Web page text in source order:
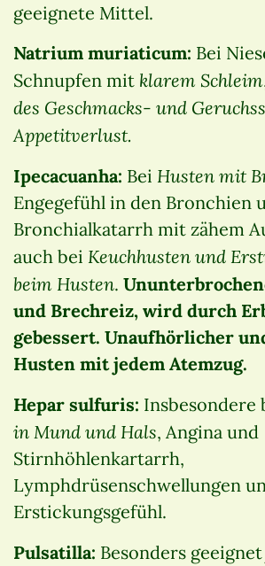
geeignete Mittel.
Natrium muriaticum: Bei
Schnupfen mit klarem Schleim
des Geschmacks- und
Appetitverlust.
Ipecacuanha: Bei Husten mit
Engegefühl in den Bronchien
Bronchialkatarrh mit zähem
auch bei Keuchhusten und
beim Husten.
und Brechreiz, wird durch
gebessert. Unaufhörlicher
Husten mit jedem Atemzug.
Hepar sulfuris: Insbesondere
in Mund und Hals, Angina und
Stirnhöhlenkartarrh,
Lymphdrüsenschwellungen
Erstickungsgefühl.
Pulsatilla: Besonders geeignet